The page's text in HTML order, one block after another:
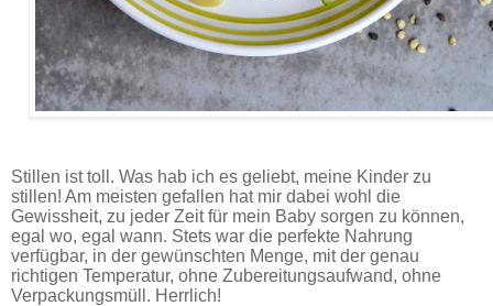
Stillen ist toll. Was hab ich es geliebt, meine Kinder zu
stillen! Am meisten gefallen hat mir dabei wohl die
Gewissheit, zu jeder Zeit für mein Baby sorgen zu können,
egal wo, egal wann. Stets war die perfekte Nahrung
verfügbar, in der gewünschten Menge, mit der genau
richtigen Temperatur, ohne Zubereitungsaufwand, ohne
Verpackungsmüll. Herrlich!